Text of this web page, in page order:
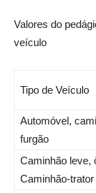
Valores do
veículo
Tipo de Veículo
Automóvel,
furgão
Caminhão leve,
Caminhão-